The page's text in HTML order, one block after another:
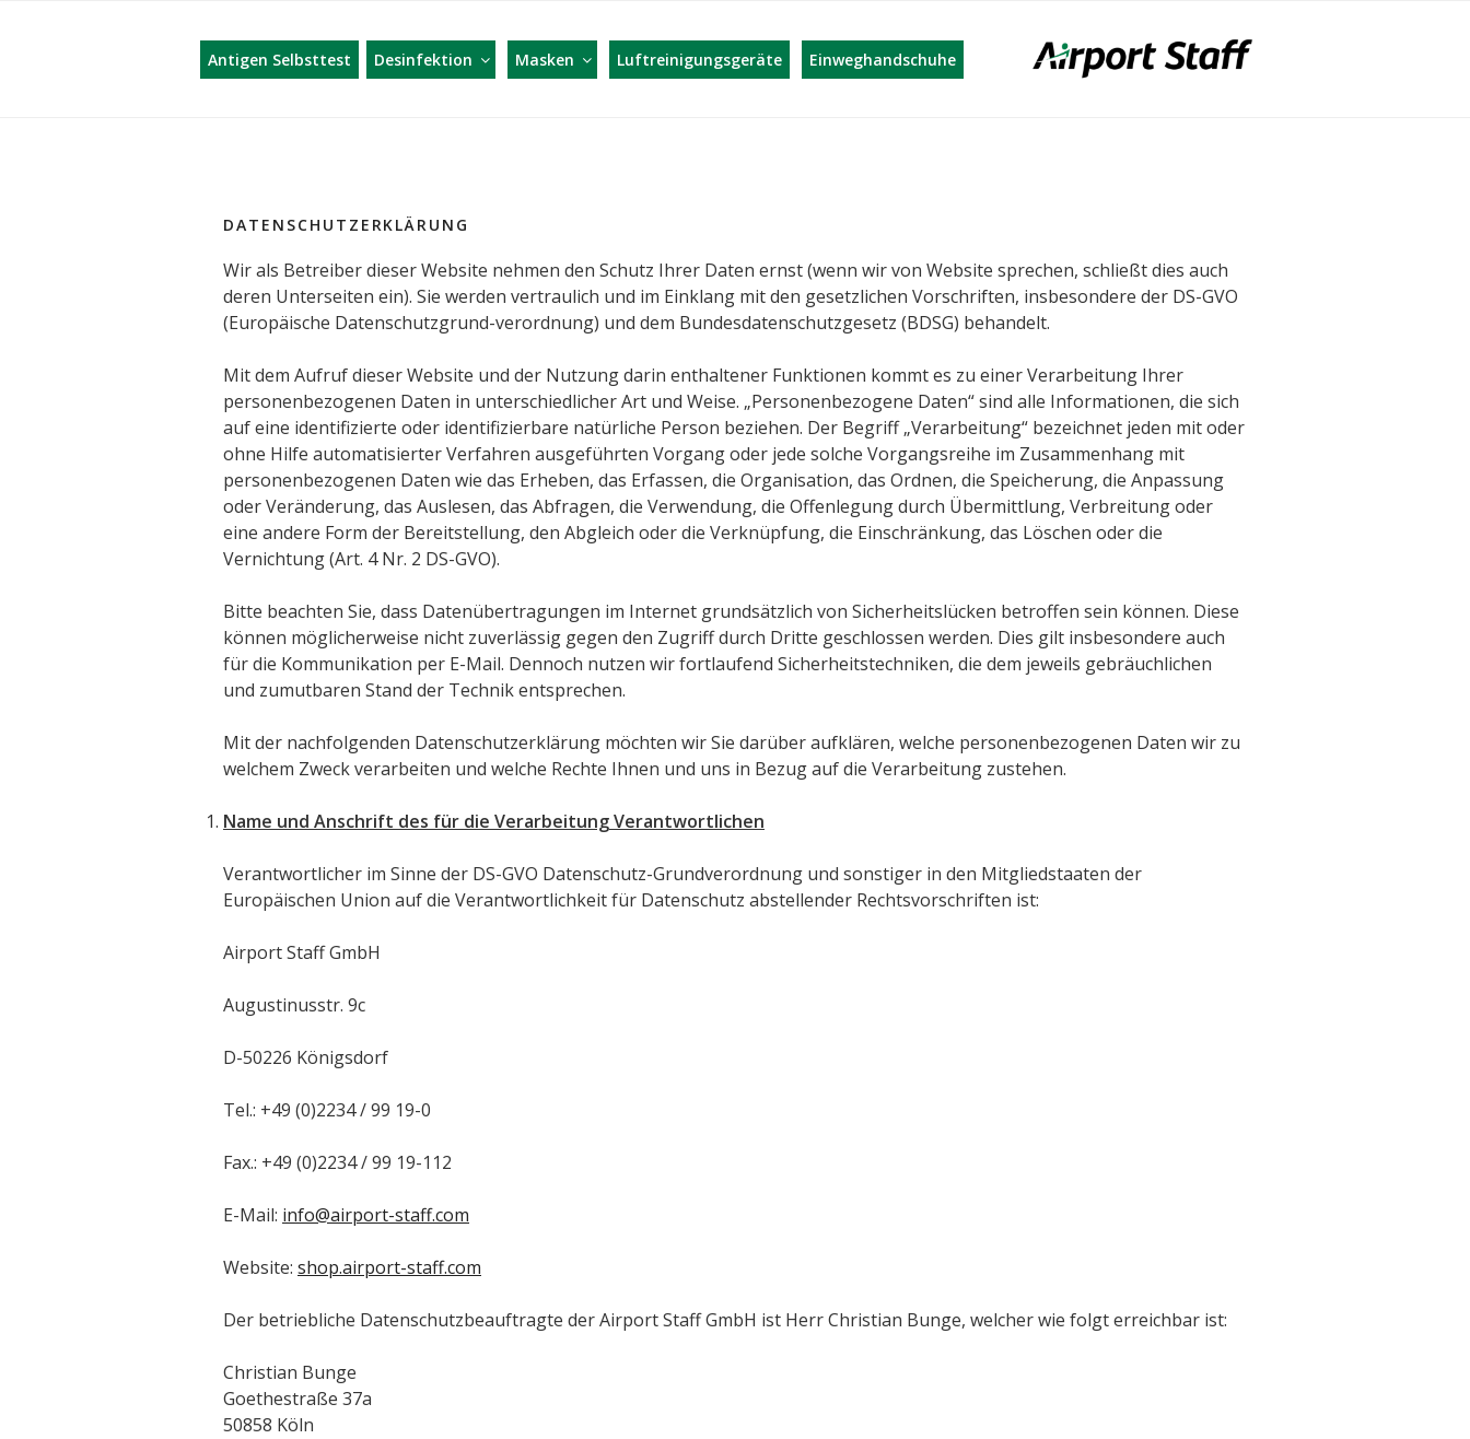
AIRPORT STAFF WEBSHOP – WIR HELFEN WEITER!
Antigen Selbsttest Desinfektion Masken Luftreinigungsgeräte Einweghandschuhe
DATENSCHUTZERKLÄRUNG
Wir als Betreiber dieser Website nehmen den Schutz Ihrer Daten ernst (wenn wir von Website sprechen, schließt dies auch
deren Unterseiten ein). Sie werden vertraulich und im Einklang mit den gesetzlichen Vorschriften, insbesondere der DS-GVO
(Europäische Datenschutzgrund-verordnung) und dem Bundesdatenschutzgesetz (BDSG) behandelt.
Mit dem Aufruf dieser Website und der Nutzung darin enthaltener Funktionen kommt es zu einer Verarbeitung Ihrer
personenbezogenen Daten in unterschiedlicher Art und Weise. „Personenbezogene Daten“ sind alle Informationen, die sich
auf eine identifizierte oder identifizierbare natürliche Person beziehen. Der Begriff „Verarbeitung“ bezeichnet jeden mit oder
ohne Hilfe automatisierter Verfahren ausgeführten Vorgang oder jede solche Vorgangsreihe im Zusammenhang mit
personenbezogenen Daten wie das Erheben, das Erfassen, die Organisation, das Ordnen, die Speicherung, die Anpassung
oder Veränderung, das Auslesen, das Abfragen, die Verwendung, die Offenlegung durch Übermittlung, Verbreitung oder
eine andere Form der Bereitstellung, den Abgleich oder die Verknüpfung, die Einschränkung, das Löschen oder die
Vernichtung (Art. 4 Nr. 2 DS-GVO).
Bitte beachten Sie, dass Datenübertragungen im Internet grundsätzlich von Sicherheitslücken betroffen sein können. Diese
können möglicherweise nicht zuverlässig gegen den Zugriff durch Dritte geschlossen werden. Dies gilt insbesondere auch
für die Kommunikation per E-Mail. Dennoch nutzen wir fortlaufend Sicherheitstechniken, die dem jeweils gebräuchlichen
und zumutbaren Stand der Technik entsprechen.
Mit der nachfolgenden Datenschutzerklärung möchten wir Sie darüber aufklären, welche personenbezogenen Daten wir zu
welchem Zweck verarbeiten und welche Rechte Ihnen und uns in Bezug auf die Verarbeitung zustehen.
Name und Anschrift des für die Verarbeitung Verantwortlichen
Verantwortlicher im Sinne der DS-GVO Datenschutz-Grundverordnung und sonstiger in den Mitgliedstaaten der
Europäischen Union auf die Verantwortlichkeit für Datenschutz abstellender Rechtsvorschriften ist:
Airport Staff GmbH
Augustinusstr. 9c
D-50226 Königsdorf
Tel.: +49 (0)2234 / 99 19-0
Fax.: +49 (0)2234 / 99 19-112
E-Mail: info@airport-staff.com
Website: shop.airport-staff.com
Der betriebliche Datenschutzbeauftragte der Airport Staff GmbH ist Herr Christian Bunge, welcher wie folgt erreichbar ist:
Christian Bunge
Goethestraße 37a
50858 Köln